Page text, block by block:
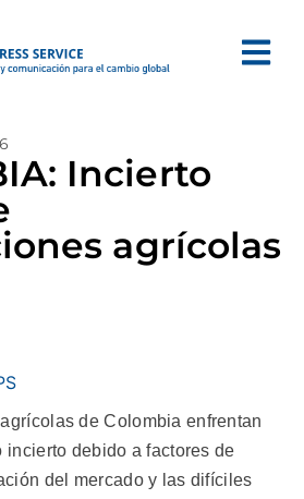
Incierto
agrícolas
de Colombia enfrentan
incierto debido a factores de
del mercado y las difíciles